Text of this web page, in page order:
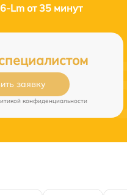
Lm от 35 минут
заявку
конфиденциальности